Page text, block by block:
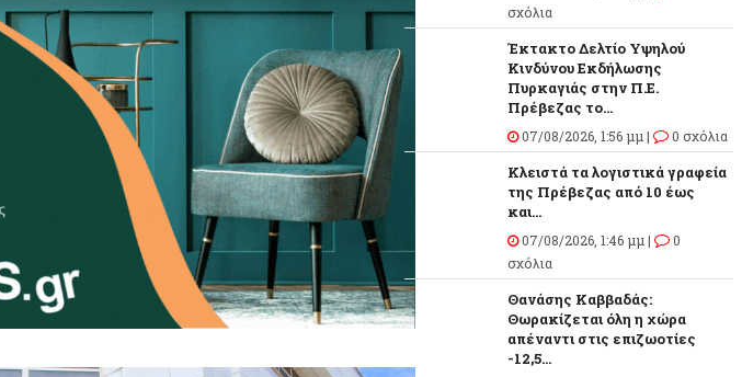
σχόλια
Έκτακτο Δελτίο Υψηλού
Κινδύνου Εκδήλωσης
Πυρκαγιάς στην Π.Ε.
Πρέβεζας το...
07/08/2026, 1:56 μμ | 0 σχόλια
Κλειστά τα λογιστικά γραφεία
της Πρέβεζας από 10 έως
και...
07/08/2026, 1:46 μμ |
0
σχόλια
Θανάσης Καββαδάς:
Θωρακίζεται όλη η χώρα
απέναντι στις επιζωοτίες
-12,5...